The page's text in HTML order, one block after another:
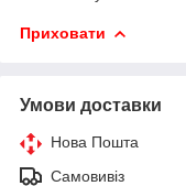
Приховати
Умови доставки
Нова Пошта
Самовивіз